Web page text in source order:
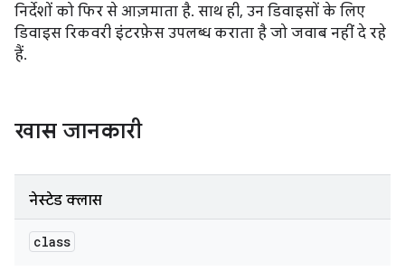
निर्देशों को फिर से आज़माता है. साथ ही, उन डिवाइसों के लिए
डिवाइस रिकवरी इंटरफ़ेस उपलब्ध कराता है जो जवाब नहीं दे रहे
हैं.
खास जानकारी
नेस्टेड क्लास
class